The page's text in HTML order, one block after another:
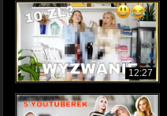
12:27